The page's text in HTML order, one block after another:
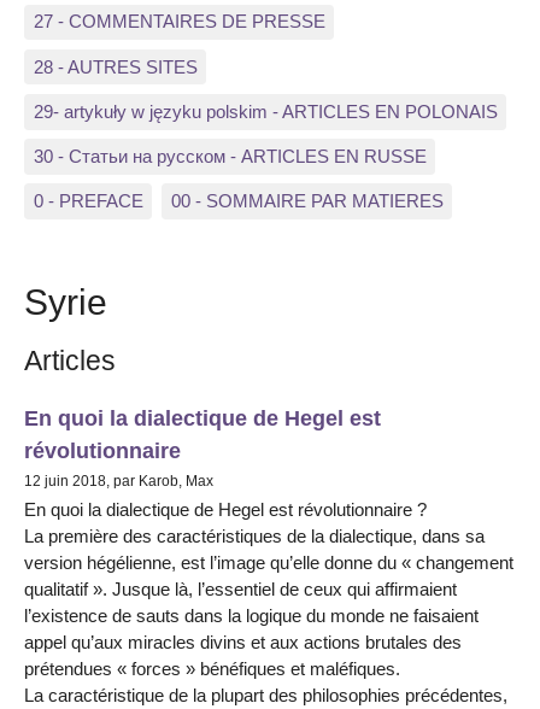
27 - COMMENTAIRES DE PRESSE
28 - AUTRES SITES
29- artykuły w języku polskim - ARTICLES EN POLONAIS
30 - Статьи на русском - ARTICLES EN RUSSE
0 - PREFACE 00 - SOMMAIRE PAR MATIERES
Syrie
Articles
En quoi la dialectique de Hegel est
révolutionnaire
12 juin 2018, par Karob, Max
En quoi la dialectique de Hegel est révolutionnaire ?
La première des caractéristiques de la dialectique, dans sa
version hégélienne, est l’image qu’elle donne du « changement
qualitatif ». Jusque là, l’essentiel de ceux qui affirmaient
l’existence de sauts dans la logique du monde ne faisaient
appel qu’aux miracles divins et aux actions brutales des
prétendues « forces » bénéfiques et maléfiques.
La caractéristique de la plupart des philosophies précédentes,